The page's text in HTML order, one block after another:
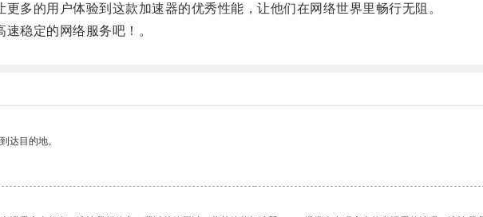
的用户体验到这款加速器的优秀性能，让他们在网络世界里畅行无阻。
稳定的网络服务吧！。
达目的地。